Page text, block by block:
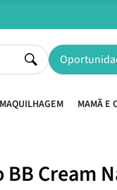
MAQUILHAGEM MAMÃ E
BB Cream